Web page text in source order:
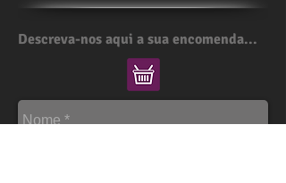
Descreva-nos aqui a sua encomenda...